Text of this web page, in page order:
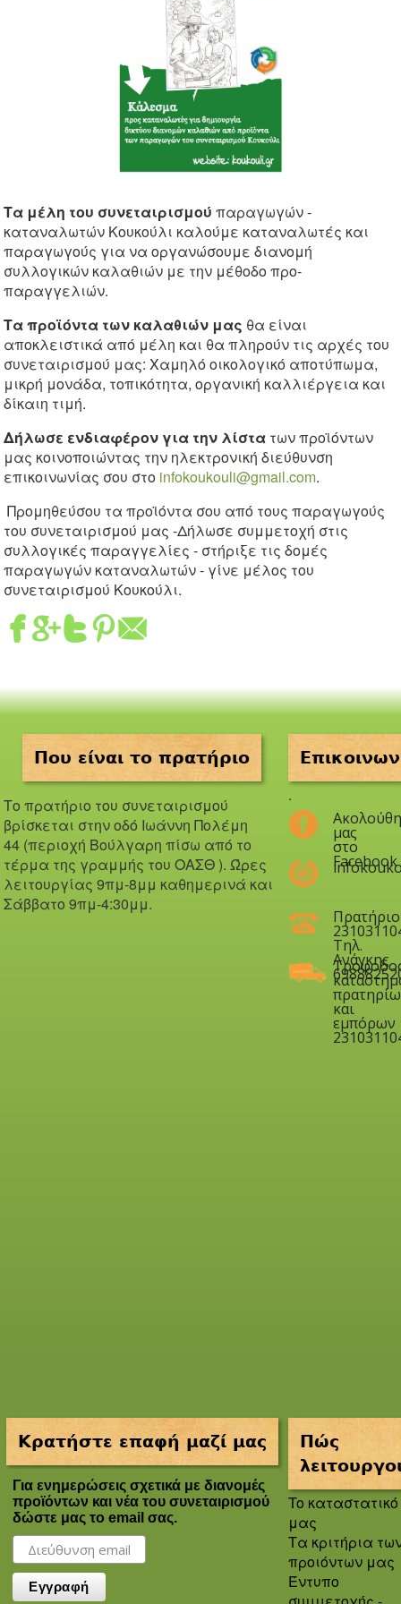
Τα μέλη του συνεταιρισμού παραγωγών -
καταναλωτών Κουκούλι καλούμε καταναλωτές και
παραγωγούς για να οργανώσουμε διανομή
συλλογικών καλαθιών με την μέθοδο προ-
παραγγελιών.
Τα προϊόντα των καλαθιών μας θα είναι
αποκλειστικά από μέλη και θα πληρούν τις αρχές του
συνεταιρισμού μας: Χαμηλό οικολογικό αποτύπωμα,
μικρή μονάδα, τοπικότητα, οργανική καλλιέργεια και
δίκαιη τιμή.
Δήλωσε ενδιαφέρον για την λίστα των προϊόντων
μας κοινοποιώντας την ηλεκτρονική διεύθυνση
επικοινωνίας σου στο infokoukouli@gmail.com.
Προμηθεύσου τα προϊόντα σου από τους παραγωγούς
του συνεταιρισμού μας -Δήλωσε συμμετοχή στις
συλλογικές παραγγελίες - στήριξε τις δομές
παραγωγών καταναλωτών - γίνε μέλος του
συνεταιρισμού Κουκούλι.
Που είναι το πρατήριο
Το πρατήριο του συνεταιρισμού
βρίσκεται στην οδό Iωάννη Πολέμη
44 (περιοχή Βούλγαρη πίσω από το
τέρμα της γραμμής του ΟΑΣΘ ). Ώρες
λειτουργίας 9πμ-8μμ καθημερινά και
Σάββατο 9πμ-4:30μμ.
.
μας
στο
Facebook
Πρατήριο
Τηλ.
Ανάγκης
και
εμπόρων
Κρατήστε επαφή μαζί μας
Για ενημερώσεις σχετικά με διανομές
προϊόντων και νέα του συνεταιρισμού
δώστε μας το email σας.
Πώς
To καταστατικό
μας
Τα κριτήρια
προιόντων μας
Έντυπο